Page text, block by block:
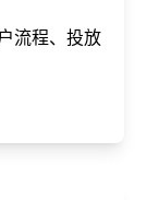
流程、投放